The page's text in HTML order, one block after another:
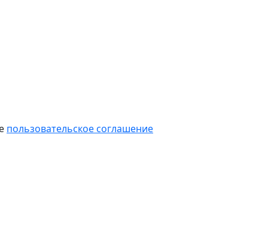
пользовательское соглашение